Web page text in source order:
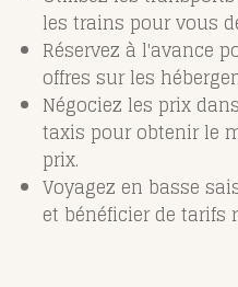
les trains pour vous
Réservez à l'avance
offres sur les
Négociez les prix
taxis pour obtenir le
prix.
Voyagez en basse
et bénéficier de tarifs